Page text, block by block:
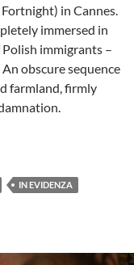
in Cannes.
immersed in
immigrants –
obscure sequence
farmland, firmly
SOIT FAITE” BY
IN EVIDENZA